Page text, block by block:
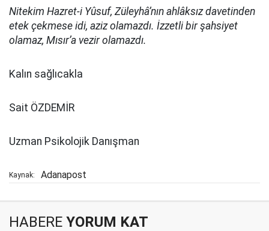
Nitekim Hazret-i Yûsuf, Züleyhâ’nın ahlâksız davetinden
etek çekmese idi, aziz olamazdı. İzzetli bir şahsiyet
olamaz, Mısır’a vezir olamazdı.
Kalın sağlıcakla
Sait ÖZDEMİR
Uzman Psikolojik Danışman
Kaynak: Adanapost
HABERE YORUM KAT